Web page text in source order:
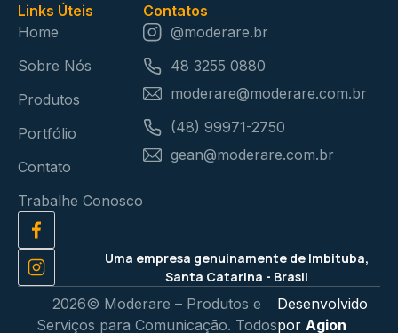
Links Úteis
Home
Sobre Nós
Produtos
Portfólio
Contato
Trabalhe Conosco
Contatos
@moderare.br
48 3255 0880
moderare@moderare.com.br
(48) 99971-2750
gean@moderare.com.br
Uma empresa genuinamente de Imbituba,
Santa Catarina - Brasil
2026© Moderare – Produtos e
Serviços para Comunicação. Todos
Desenvolvido
porAgion